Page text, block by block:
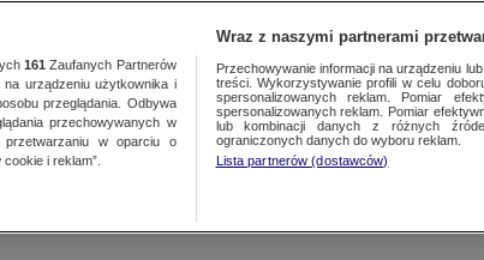
161 Zaufanych Partnerów
urządzeniu użytkownika i
przeglądania. Odbywa
przechowywanych w
w oparciu o
i reklam”.
Wraz z naszymi partnerami
Przechowywanie informacji na urządzeniu
treści. Wykorzystywanie profili w celu
spersonalizowanych reklam. Pomiar
spersonalizowanych reklam. Pomiar
lub kombinacji danych z różnych
ograniczonych danych do wyboru reklam.
Lista partnerów (dostawców)